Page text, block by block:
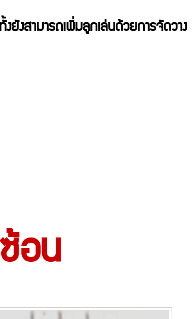
งสามารถเพิ่มลูกเล่นด้วยการจัดวาง
ซ้อน